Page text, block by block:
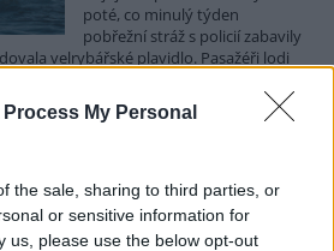
Process My Personal
the sale, sharing to third parties, or
or sensitive information for
us, please use the below opt-out
poté, co minulý týden
pobřežní stráž s policií zabavily
velrybářské plavidlo. Pasažéři lodi
zadržováni v Reykjavíku. Sám Watson na
agentura AFP s odvoláním na islandskou
přijímá kvůli vedrům více